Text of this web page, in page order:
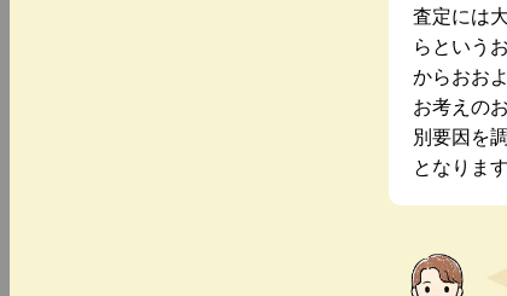
査定には
らという
からおお
お考えの
別要因を
となります